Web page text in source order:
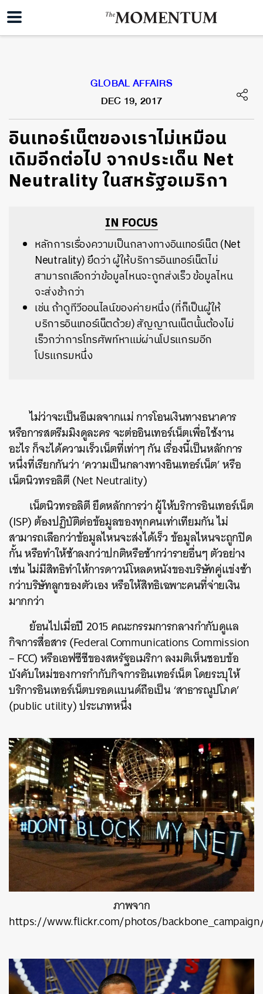
GLOBAL AFFAIRS
DEC 19, 2017
​อินเทอร์เน็ตของเราไม่เหมือน
เดิมอีกต่อไป จากประเด็น Net
Neutrality ในสหรัฐอเมริกา
IN FOCUS
หลักการเรื่องความเป็นกลางทางอินเทอร์เน็ต (Net
Neutrality) ยึดว่า ผู้ให้บริการอินเทอร์เน็ตไม่
สามารถเลือกว่าข้อมูลไหนจะถูกส่งเร็ว ข้อมูลไหน
จะส่งช้ากว่า
เช่น ถ้าดูทีวีออนไลน์ของค่ายหนึ่ง (ที่ก็เป็นผู้ให้
บริการอินเทอร์เน็ตด้วย) สัญญาณเน็ตนั้นต้องไม่
เร็วกว่าการโทรศัพท์หาแม่ผ่านโปรแกรมอีก
โปรแกรมหนึ่ง
ไม่ว่าจะเป็นอีเมลจากแม่ การโอนเงินทางธนาคาร
หรือการสตรีมมิงดูละคร จะต่ออินเทอร์เน็ตเพื่อใช้งาน
อะไร ก็จะได้ความเร็วเน็ตที่เท่าๆ กัน เรื่องนี้เป็นหลักการ
หนึ่งที่เรียกกันว่า ‘ความเป็นกลางทางอินเทอร์เน็ต’ หรือ
เน็ตนิวทรอลิตี (Net Neutrality)
เน็ตนิวทรอลิตี ยึดหลักการว่า ผู้ให้บริการอินเทอร์เน็ต
(ISP) ต้องปฏิบัติต่อข้อมูลของทุกคนเท่าเทียมกัน ไม่
สามารถเลือกว่าข้อมูลไหนจะส่งได้เร็ว ข้อมูลไหนจะถูกปิด
กั้น หรือทำให้ช้าลงกว่าปกติหรือช้ากว่ารายอื่นๆ ตัวอย่าง
เช่น ไม่มีสิทธิทำให้การดาวน์โหลดหนังของบริษัทคู่แข่งช้า
กว่าบริษัทลูกของตัวเอง หรือให้สิทธิเฉพาะคนที่จ่ายเงิน
มากกว่า
ย้อนไปเมื่อปี 2015 คณะกรรมการกลางกำกับดูแล
กิจการสื่อสาร (Federal Communications Commission
– FCC) หรือเอฟซีซีของสหรัฐอเมริกา ลงมติเห็นชอบข้อ
บังคับใหม่ของการกำกับกิจการอินเทอร์เน็ต โดยระบุให้
บริการอินเทอร์เน็ตบรอดแบนด์ถือเป็น ‘สาธารณูปโภค’
(public utility) ประเภทหนึ่ง
ภาพจาก
https://www.flickr.com/photos/backbone_campaign/